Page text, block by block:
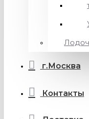
г.Москва
Контакты